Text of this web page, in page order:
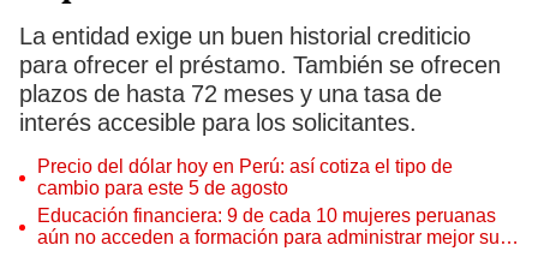
La entidad exige un buen historial crediticio
para ofrecer el préstamo. También se ofrecen
plazos de hasta 72 meses y una tasa de
interés accesible para los solicitantes.
Precio del dólar hoy en Perú: así cotiza el tipo de
cambio para este 5 de agosto
Educación financiera: 9 de cada 10 mujeres peruanas
aún no acceden a formación para administrar mejor su